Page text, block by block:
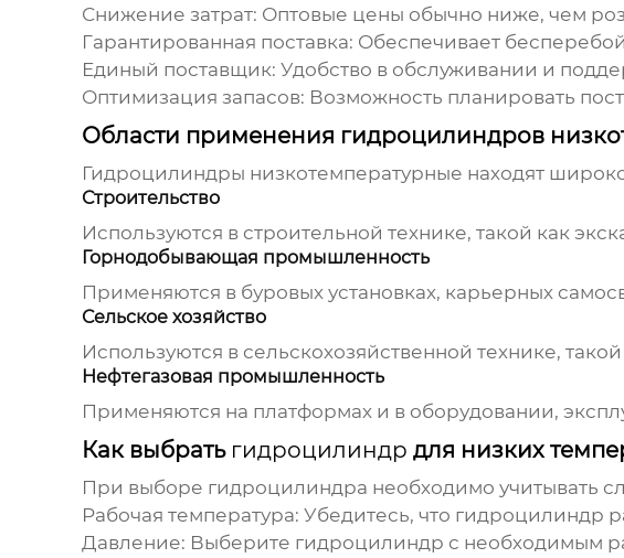
Снижение затрат: Оптовые цены обычно ниже, чем
Гарантированная поставка: Обеспечивает
Единый поставщик: Удобство в обслуживании и
Оптимизация запасов: Возможность планировать
Области применения гидроцилиндров
Гидроцилиндры низкотемпературные находят
Строительство
Используются в строительной технике, такой как
Горнодобывающая промышленность
Применяются в буровых установках, карьерных
Сельское хозяйство
Используются в сельскохозяйственной технике,
Нефтегазовая промышленность
Применяются на платформах и в оборудовании,
Как выбрать гидроцилиндр для низких
При выборе гидроцилиндра необходимо учитывать
Рабочая температура: Убедитесь, что гидроцилиндр
Давление: Выберите гидроцилиндр с необходимым